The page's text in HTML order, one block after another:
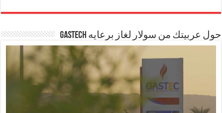
حول عربيتك من سولار لغاز برعايه GASTECH